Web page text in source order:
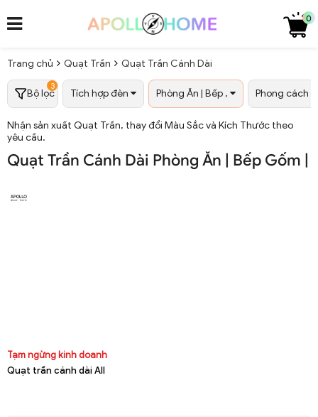
0
Trang chủ Quạt Trần Quạt Trần Cánh Dài
Bộ lọc
3
Tích hợp đèn Phòng Ăn | Bếp , Phong cách
Nhận sản xuất Quạt Trần, thay đổi Màu Sắc và Kích Thước theo
yêu cầu.
Quạt Trần Cánh Dài Phòng Ăn | Bếp Gốm |
Tạm ngừng kinh doanh
Quạt trần cánh dài All